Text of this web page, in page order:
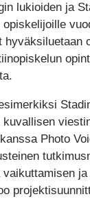
lukioiden ja
hyväksiluetaan
Photo